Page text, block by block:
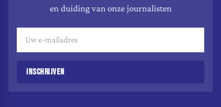
en duiding van onze journalisten
INSCHRIJVEN